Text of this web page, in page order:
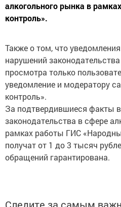
алкогольного рынка в
контроль».
Также о том, что
нарушений
просмотра только
уведомление и модератору
контроль».
За подтвердившиеся факты
законодательства в сфере
рамках работы ГИС
получат от 1 до 3 тысяч
обращений гарантирована.